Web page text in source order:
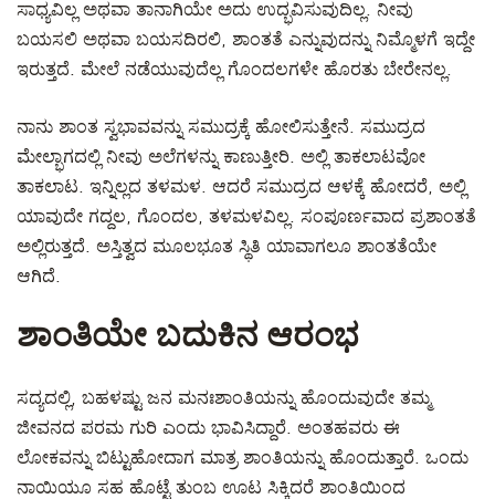
ಸಾಧ್ಯವಿಲ್ಲ ಅಥವಾ ತಾನಾಗಿಯೇ ಅದು ಉದ್ಭವಿಸುವುದಿಲ್ಲ. ನೀವು
ಬಯಸಲಿ ಅಥವಾ ಬಯಸದಿರಲಿ, ಶಾಂತತೆ ಎನ್ನುವುದನ್ನು ನಿಮ್ಮೊಳಗೆ ಇದ್ದೇ
ಇರುತ್ತದೆ. ಮೇಲೆ ನಡೆಯುವುದೆಲ್ಲ ಗೊಂದಲಗಳೇ ಹೊರತು ಬೇರೇನಲ್ಲ.
ನಾನು ಶಾಂತ ಸ್ವಭಾವವನ್ನು ಸಮುದ್ರಕ್ಕೆ ಹೋಲಿಸುತ್ತೇನೆ. ಸಮುದ್ರದ
ಮೇಲ್ಭಾಗದಲ್ಲಿ ನೀವು ಅಲೆಗಳನ್ನು ಕಾಣುತ್ತೀರಿ. ಅಲ್ಲಿ ತಾಕಲಾಟವೋ
ತಾಕಲಾಟ. ಇನ್ನಿಲ್ಲದ ತಳಮಳ. ಆದರೆ ಸಮುದ್ರದ ಆಳಕ್ಕೆ ಹೋದರೆ, ಅಲ್ಲಿ
ಯಾವುದೇ ಗದ್ದಲ, ಗೊಂದಲ, ತಳಮಳವಿಲ್ಲ. ಸಂಪೂರ್ಣವಾದ ಪ್ರಶಾಂತತೆ
ಅಲ್ಲಿರುತ್ತದೆ. ಅಸ್ತಿತ್ವದ ಮೂಲಭೂತ ಸ್ಥಿತಿ ಯಾವಾಗಲೂ ಶಾಂತತೆಯೇ
ಆಗಿದೆ.
ಶಾಂತಿಯೇ ಬದುಕಿನ ಆರಂಭ
ಸದ್ಯದಲ್ಲಿ, ಬಹಳಷ್ಟು ಜನ ಮನಃಶಾಂತಿಯನ್ನು ಹೊಂದುವುದೇ ತಮ್ಮ
ಜೀವನದ ಪರಮ ಗುರಿ ಎಂದು ಭಾವಿಸಿದ್ದಾರೆ. ಅಂತಹವರು ಈ
ಲೋಕವನ್ನು ಬಿಟ್ಟುಹೋದಾಗ ಮಾತ್ರ ಶಾಂತಿಯನ್ನು ಹೊಂದುತ್ತಾರೆ. ಒಂದು
ನಾಯಿಯೂ ಸಹ ಹೊಟ್ಟೆ ತುಂಬ ಊಟ ಸಿಕ್ಕಿದರೆ ಶಾಂತಿಯಿಂದ